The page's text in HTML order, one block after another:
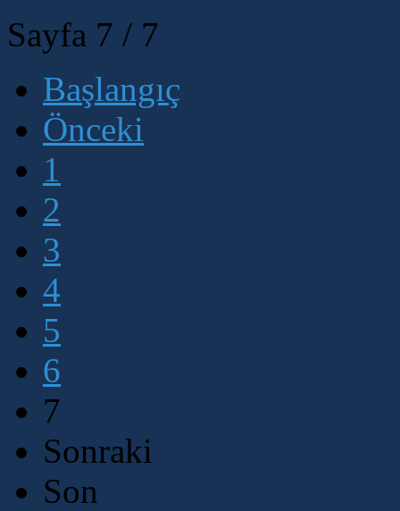
Sayfa 7 / 7
Başlangıç
Önceki
1
2
3
4
5
6
7
Sonraki
Son